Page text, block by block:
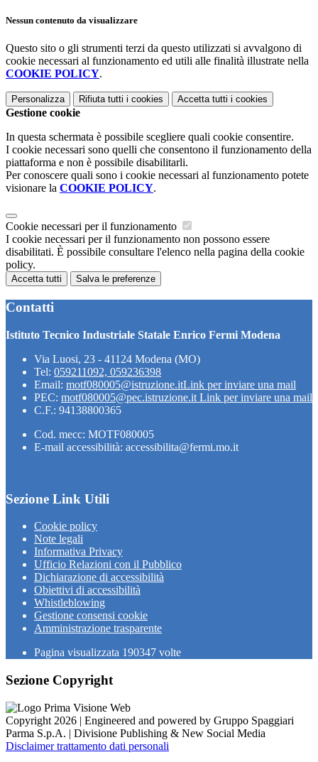
Nessun contenuto da visualizzare
Questo sito o gli strumenti terzi da questo utilizzati si avvalgono di
cookie necessari al funzionamento ed utili alle finalità illustrate nella
COOKIE POLICY.
Personalizza Rifiuta tutti i cookies Accetta tutti i cookies
Gestione cookie
In questa schermata è possibile scegliere quali cookie consentire.
I cookie necessari sono quelli che consentono il funzionamento della
piattaforma e non è possibile disabilitarli.
Per conoscere quali sono i cookie necessari al funzionamento potete
visionare la COOKIE POLICY.
Cookie necessari per il funzionamento
I cookie necessari per il funzionamento non possono essere
disabilitati. È possibile consultare l'elenco nella pagina della cookie
policy.
Accetta tutti Salva le preferenze
Contatti
Istituto Tecnico Industriale Statale Enrico Fermi Modena
Via Luosi, 23 - 41124 Modena (MO)
Tel: 059211092, 059236398
Email: motf080005@istruzione.itLink per inviare una mail
PEC: motf080005@pec.istruzione.it Link per inviare una mail
C.F.: 94138800365
Cod. mecc: MOTF080005
E-mail accessibilità: accessibilita@fermi.mo.it
Sezione Link Utili
Cookie policy
Note legali
Informativa Privacy
Ufficio Relazioni con il Pubblico
Dichiarazione di accessibilità
Obiettivi di accessibilità
Whistleblowing
Gestione consensi cookie
Amministrazione trasparente
Pagina visualizzata 190347 volte
Sezione Copyright
Copyright 2026 | Engineered and powered by Gruppo Spaggiari
Parma S.p.A. | Divisione Publishing & New Social Media
Disclaimer trattamento dati personali